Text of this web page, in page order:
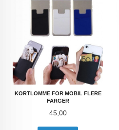
KORTLOMME FOR MOBIL FLERE
FARGER
Pris
45,00